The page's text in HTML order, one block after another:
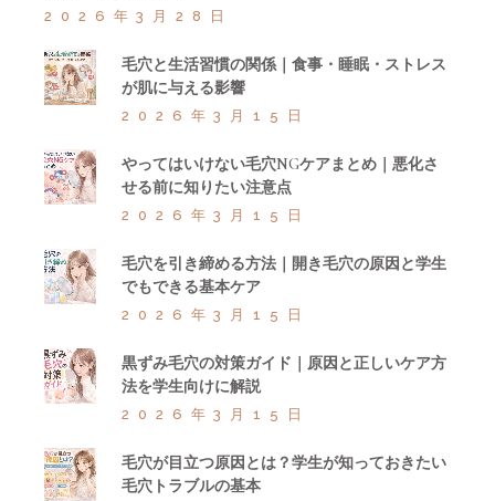
2026年3月28日
毛穴と生活習慣の関係｜食事・睡眠・ストレス
が肌に与える影響
2026年3月15日
やってはいけない毛穴NGケアまとめ｜悪化さ
せる前に知りたい注意点
2026年3月15日
毛穴を引き締める方法｜開き毛穴の原因と学生
でもできる基本ケア
2026年3月15日
黒ずみ毛穴の対策ガイド｜原因と正しいケア方
法を学生向けに解説
2026年3月15日
毛穴が目立つ原因とは？学生が知っておきたい
毛穴トラブルの基本